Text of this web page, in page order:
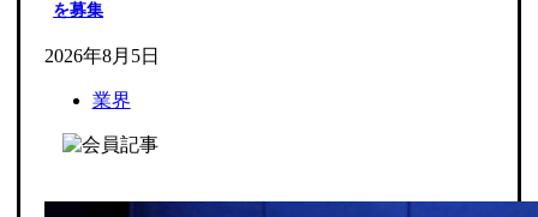
を募集
2026年8月5日
業界